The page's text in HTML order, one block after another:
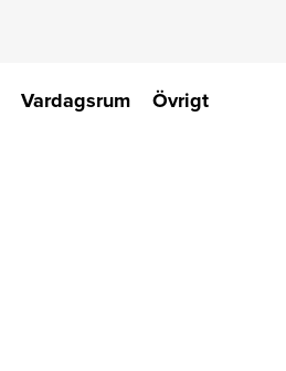
Vardagsrum Övrigt